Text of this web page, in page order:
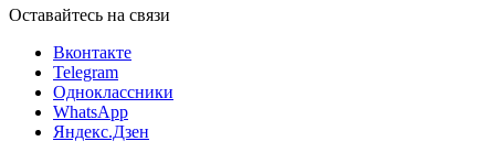
Оставайтесь на связи
Вконтакте
Telegram
Одноклассники
WhatsApp
Яндекс.Дзен